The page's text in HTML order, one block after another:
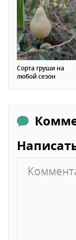
Сорта груши на
любой сезон